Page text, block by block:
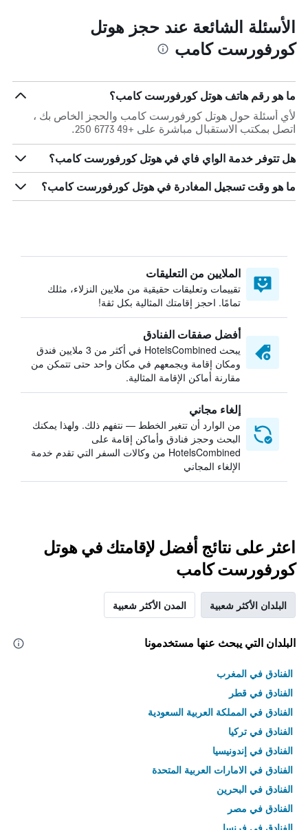
الأسئلة الشائعة عند حجز هوتل
كورفورست كامب
ما هو رقم هاتف هوتل كورفورست كامب؟
لأي أسئلة حول هوتل كورفورست كامب والحجز الخاص بك ،
اتصل بمكتب الاستقبال مباشرة على +49 6773 250.
هل تتوفر خدمة الواي فاي في هوتل كورفورست كامب؟
ما هو وقت تسجيل المغادرة في هوتل كورفورست كامب؟
الملايين من التعليقات
تقييمات وتعليقات حقيقية من ملايين النزلاء، مثلك
تمامًا. احجز إقامتك المثالية بكل ثقة!
أفضل صفقات الفنادق
يبحث HotelsCombined في أكثر من 3 ملايين فندق
ومكان إقامة ويجمعهم في مكان واحد حتى تتمكن من
مقارنة أماكن الإقامة المثالية.
إلغاء مجاني
من الوارد أن تتغير الخطط — نتفهم ذلك. ولهذا يمكنك
البحث وحجز فنادق وأماكن إقامة على
HotelsCombined من وكالات السفر التي تقدم خدمة
الإلغاء المجاني
اعثر على نتائج أفضل لإقامتك في هوتل
كورفورست كامب
البلدان الأكثر شعبية المدن الأكثر شعبية
البلدان التي يبحث عنها مستخدمونا
الفنادق في المغرب
الفنادق في قطر
الفنادق في المملكة العربية السعودية
الفنادق في تركيا
الفنادق في إندونيسيا
الفنادق في الامارات العربية المتحدة
الفنادق في البحرين
الفنادق في مصر
الفنادق في فرنسا